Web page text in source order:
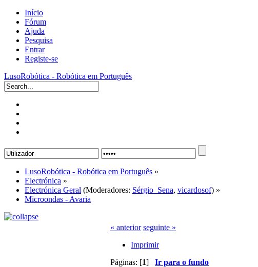
Início
Fórum
Ajuda
Pesquisa
Entrar
Registe-se
LusoRobótica - Robótica em Português
LusoRobótica - Robótica em Português »
Electrónica »
Electrónica Geral (Moderadores: Sérgio_Sena, vicardosof) »
Microondas - Avaria
« anterior seguinte »
Imprimir
Páginas: [1] Ir para o fundo